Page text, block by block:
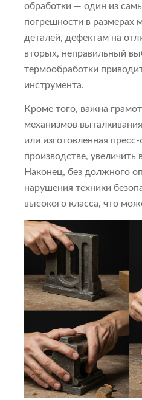
обработки — один из
погрешности в размерах
деталей, дефектам на
вторых, неправильный
термообработки
инструмента.
Кроме того, важна
механизмов
или изготовленная
производстве, увеличить
Наконец, без должного
нарушения техники
высокого класса, что